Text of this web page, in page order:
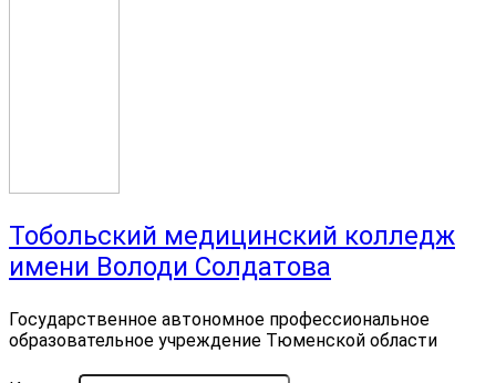
Тобольский медицинский колледж
имени Володи Солдатова
Государственное автономное профессиональное
образовательное учреждение Тюменской области